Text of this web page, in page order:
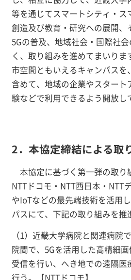
等を通じてスマートシティ・ス
創造及び教育・研究への展開、
5Gの普及、地域社会・国際社
く、取り組みを進めてまいり
市空間ともいえるキャンパスを
含めて、地域の企業やスタート
験などで利用できるよう開放し
2．本協定締結による取
本協定に基づく第一弾の取り
NTTドコモ・NTT西日本・NTT
やIoTなどの最先端技術を活用
パスにて、下記の取り組みを推
（1）近畿大学病院と関連病院
院間で、5Gを活用した高精細
受信を行い、へき地での遠隔医